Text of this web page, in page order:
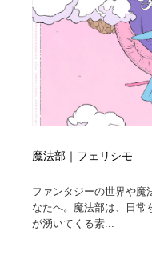
魔法部｜フェリシモ
ファンタジーの世界や魔
なたへ。魔法部は、日常
が湧いてくる素...